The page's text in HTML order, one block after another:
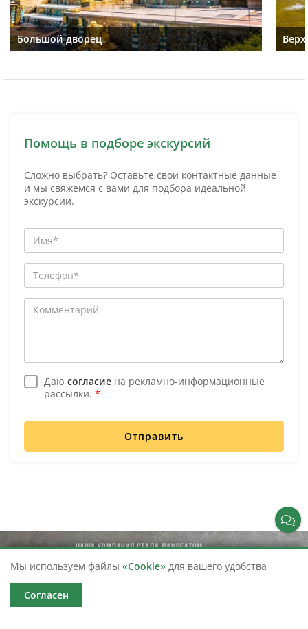
Большой дворец
Помощь в подборе экскурсий
Сложно выбрать? Оставьте свои контактные данные
и мы свяжемся с вами для подбора идеальной
экскурсии.
Даю согласие на рекламно-информационные
рассылки. *
Отправить
Мы используем файлы «Cookie» для вашего удобства
Согласен